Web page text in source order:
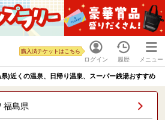
ログイン
購入済チケットはこちら
履歴 メニュー
)近くの温泉、日帰り温泉、スーパー銭湯おすすめ
福島県